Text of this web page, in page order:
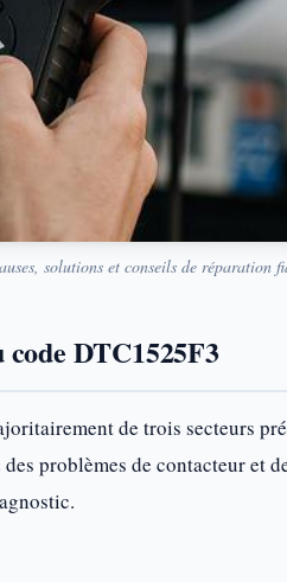
solutions et conseils de réparation
code DTC1525F3
de trois secteurs
problèmes de contacteur et